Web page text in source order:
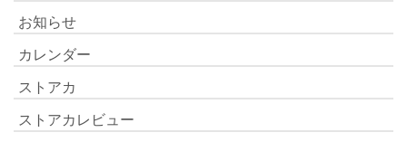
お知らせ
カレンダー
ストアカ
ストアカレビュー